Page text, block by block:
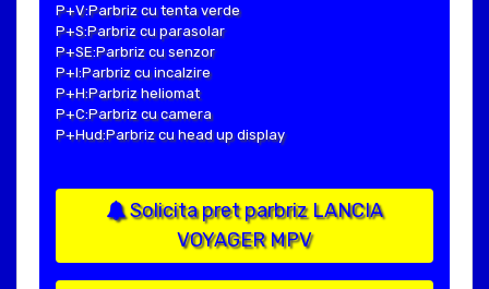
P+V:Parbriz cu tenta verde
P+S:Parbriz cu parasolar
P+SE:Parbriz cu senzor
P+I:Parbriz cu incalzire
P+H:Parbriz heliomat
P+C:Parbriz cu camera
P+Hud:Parbriz cu head up display
Solicita pret parbriz LANCIA
VOYAGER MPV